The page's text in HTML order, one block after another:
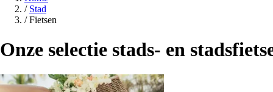
/ Stad
/ Fietsen
Onze selectie stads- en